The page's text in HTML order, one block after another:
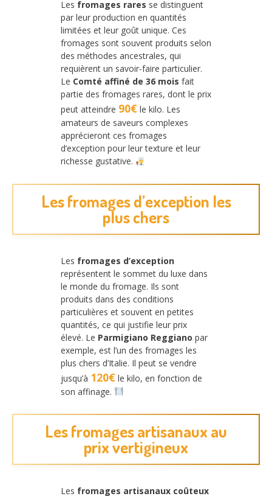
Les fromages rares se distinguent
par leur production en quantités
limitées et leur goût unique. Ces
fromages sont souvent produits selon
des méthodes ancestrales, qui
requièrent un savoir-faire particulier.
Le Comté affiné de 36 mois fait
partie des fromages rares, dont le prix
peut atteindre 90€ le kilo. Les
amateurs de saveurs complexes
apprécieront ces fromages
d’exception pour leur texture et leur
richesse gustative.
Les fromages d’exception les
plus chers
Les fromages d’exception
représentent le sommet du luxe dans
le monde du fromage. Ils sont
produits dans des conditions
particulières et souvent en petites
quantités, ce qui justifie leur prix
élevé. Le Parmigiano Reggiano par
exemple, est l’un des fromages les
plus chers d’Italie. Il peut se vendre
jusqu’à 120€ le kilo, en fonction de
son affinage.
Les fromages artisanaux au
prix vertigineux
Les fromages artisanaux coûteux